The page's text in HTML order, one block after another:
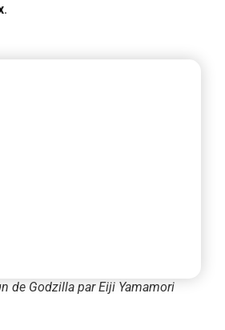
.
de Godzilla par Eiji Yamamori